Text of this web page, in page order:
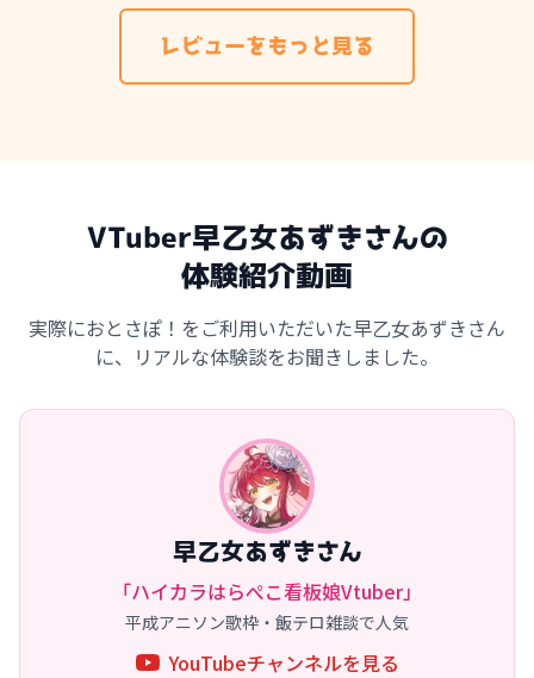
レビューをもっと見る
VTuber早乙女あずきさんの
体験紹介動画
実際におとさぽ！をご利用いただいた早乙女あずきさん
に、リアルな体験談をお聞きしました。
早乙女あずきさん
「ハイカラはらぺこ看板娘Vtuber」
平成アニソン歌枠・飯テロ雑談で人気
YouTubeチャンネルを見る